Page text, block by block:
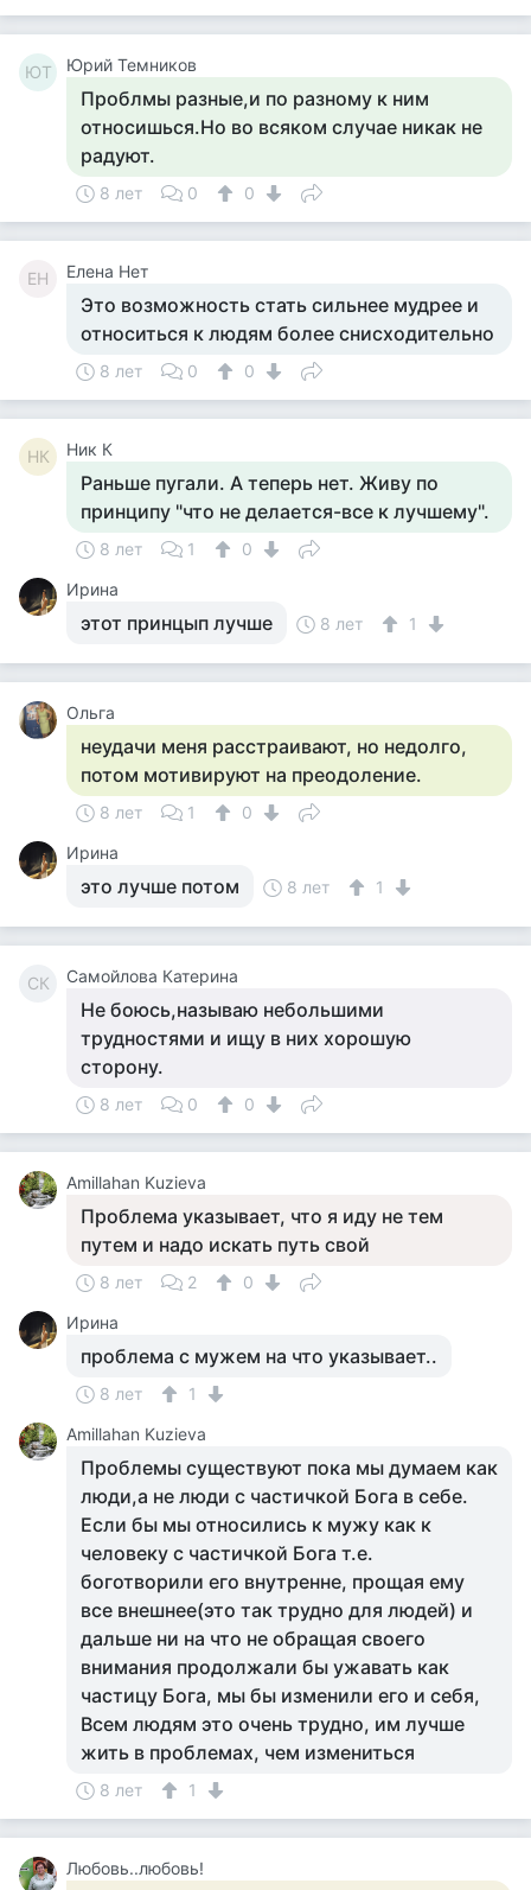
ЮТ Юрий Темников
Проблмы разные,и по разному к ним
относишься.Но во всяком случае никак не
радуют.
8 лет 0 0
ЕН Елена Нет
Это возможность стать сильнее мудрее и
относиться к людям более снисходительно
8 лет 0 0
НК Ник К
Раньше пугали. А теперь нет. Живу по
принципу "что не делается-все к лучшему".
8 лет 1
0
Ирина
этот принцып лучше 8 лет 1
Ольга
неудачи меня расстраивают, но недолго,
потом мотивируют на преодоление.
8 лет 1
0
Ирина
это лучше потом 8 лет 1
СК Самойлова Катерина
Не боюсь,называю небольшими
трудностями и ищу в них хорошую
сторону.
8 лет 0 0
Amillahan Kuzieva
Проблема указывает, что я иду не тем
путем и надо искать путь свой
8 лет 2
0
Ирина
проблема с мужем на что указывает..
8 лет
1
Amillahan Kuzieva
Проблемы существуют пока мы думаем как
люди,а не люди с частичкой Бога в себе.
Если бы мы относились к мужу как к
человеку с частичкой Бога т.е.
боготворили его внутренне, прощая ему
все внешнее(это так трудно для людей) и
дальше ни на что не обращая своего
внимания продолжали бы ужавать как
частицу Бога, мы бы изменили его и себя,
Всем людям это очень трудно, им лучше
жить в проблемах, чем измениться
8 лет 1
Любовь..любовь!